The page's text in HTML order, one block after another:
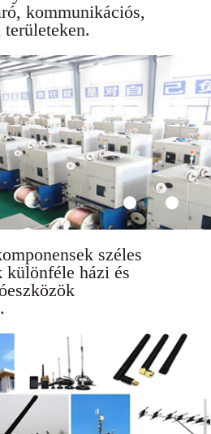
kommunikációs,
széles
különféle házi és